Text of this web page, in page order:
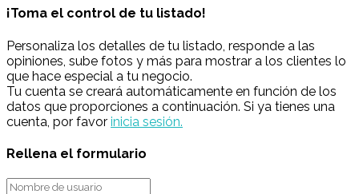
¡Toma el control de tu listado!
Personaliza los detalles de tu listado, responde a las
opiniones, sube fotos y más para mostrar a los clientes lo
que hace especial a tu negocio.
Tu cuenta se creará automáticamente en función de los
datos que proporciones a continuación. Si ya tienes una
cuenta, por favor inicia sesión.
Rellena el formulario